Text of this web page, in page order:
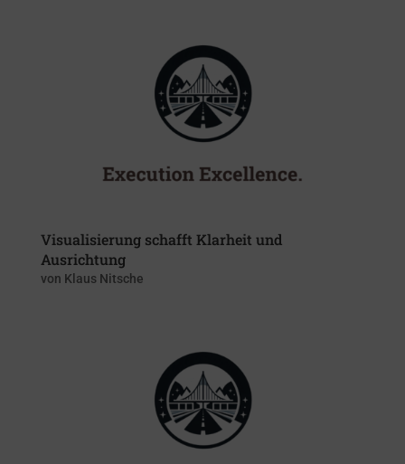
Visualisierung schafft Klarheit und
Ausrichtung
von Klaus Nitsche